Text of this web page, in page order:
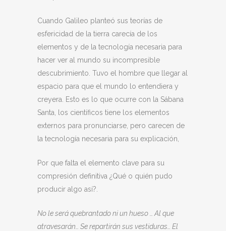
Cuando Galileo planteó sus teorías de
esfericidad de la tierra carecía de los
elementos y de la tecnología necesaria para
hacer ver al mundo su incompresible
descubrimiento. Tuvo el hombre que llegar al
espacio para que el mundo lo entendiera y
creyera. Esto es lo que ocurre con la Sábana
Santa, los científicos tiene los elementos
externos para pronunciarse, pero carecen de
la tecnología necesaria para su explicación,
Por que falta el elemento clave para su
compresión definitiva ¿Qué o quién pudo
producir algo así?.
No le será quebrantado ni un hueso … Al que
atravesarán… Se repartirán sus vestiduras… El